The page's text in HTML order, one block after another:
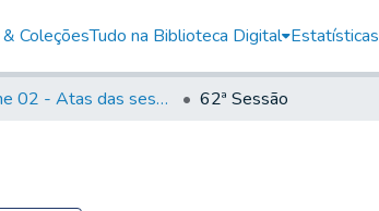
ColeçõesTudo na Biblioteca Digital Estatísticas
Volume 02 - Atas das sessões do Governo Provisório de São Paulo (1821- 22) 62ª Sessão